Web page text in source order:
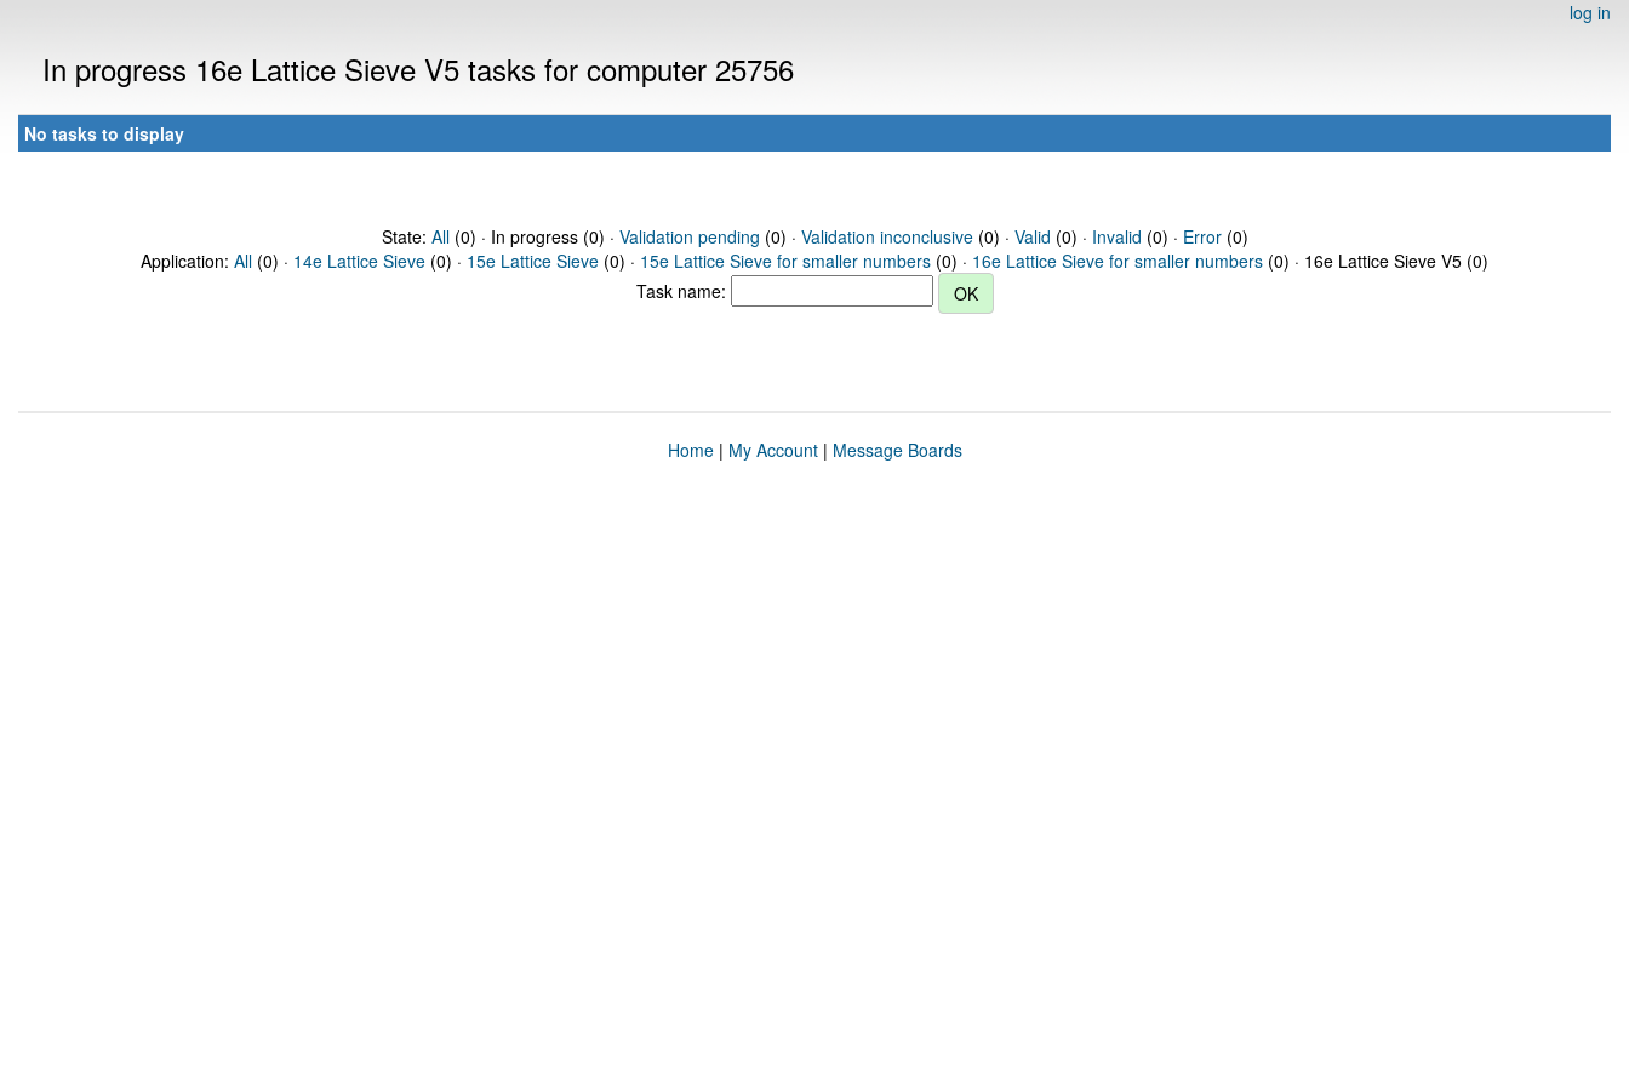
log in
In progress 16e Lattice Sieve V5 tasks for computer 25756
No tasks to display
State: All(0) · In progress (0) · Validation pending (0) · Validation inconclusive(0) · Valid (0) · Invalid (0) · Error(0)
Application: All (0) · 14e Lattice Sieve (0) · 15e Lattice Sieve (0) · 15e Lattice Sieve for smaller numbers (0) · 16e Lattice Sieve for smaller numbers (0) · 16e Lattice Sieve V5 (0)
Task name:
Home| My Account| Message Boards